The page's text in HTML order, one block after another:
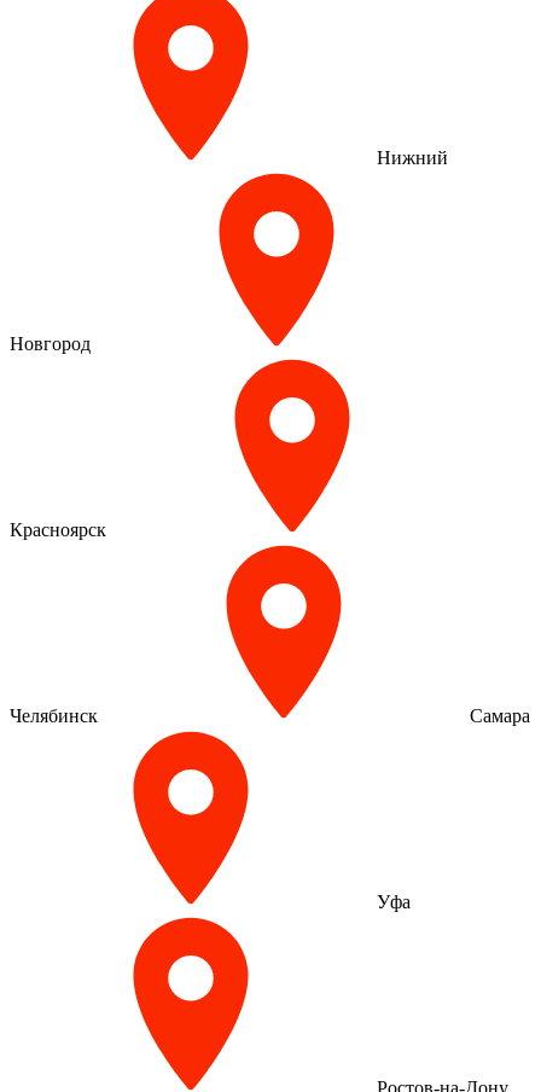
Нижний
Новгород
Красноярск
Челябинск Самара
Уфа
Ростов-на-Дону